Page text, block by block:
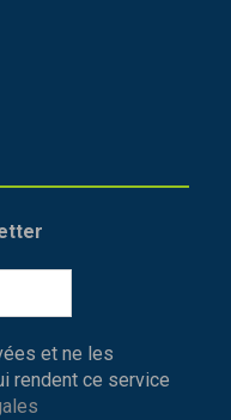
et ne les
rendent ce service